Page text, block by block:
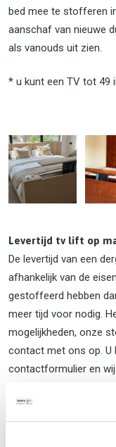
bed mee te stofferen
aanschaf van nieuwe
als vanouds uit zien.
* u kunt een TV tot 49
Levertijd tv lift op
De levertijd van een
afhankelijk van de
gestoffeerd hebben
meer tijd voor nodig.
mogelijkheden, onze
contact met ons op. U
contactformulier en
nemen via:
Huizen (NH)